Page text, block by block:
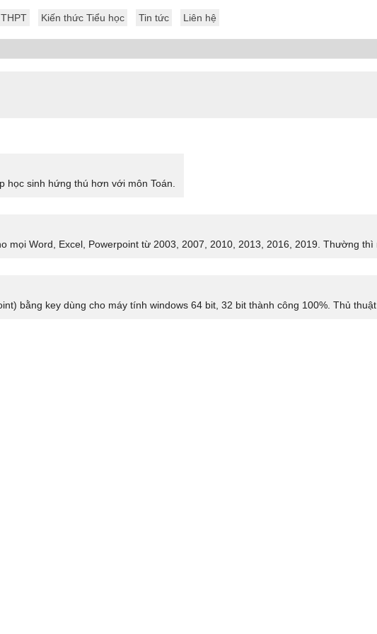
Kiến thức Tiểu học Tin tức Liên hệ
học sinh hứng thú hơn với môn Toán.
Word, Excel, Powerpoint từ 2003, 2007, 2010, 2013, 2016, 2019. Thường thì
bằng key dùng cho máy tính windows 64 bit, 32 bit thành công 100%. Thủ thuật